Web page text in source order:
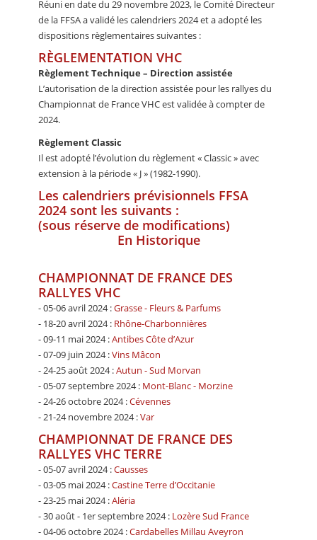
Réuni en date du 29 novembre 2023, le Comité Directeur
de la FFSA a validé les calendriers 2024 et a adopté les
dispositions règlementaires suivantes :
RÈGLEMENTATION VHC
Règlement Technique – Direction assistée
L’autorisation de la direction assistée pour les rallyes du
Championnat de France VHC est validée à compter de
2024.
Règlement Classic
Il est adopté l’évolution du règlement « Classic » avec
extension à la période « J » (1982-1990).
Les calendriers prévisionnels FFSA
2024 sont les suivants :
(sous réserve de modifications)
En Historique
CHAMPIONNAT DE FRANCE DES
RALLYES VHC
- 05-06 avril 2024 :Grasse - Fleurs & Parfums
- 18-20 avril 2024 : Rhône-Charbonnières
- 09-11 mai 2024 :Antibes Côte d’Azur
- 07-09 juin 2024 :Vins Mâcon
- 24-25 août 2024 :Autun - Sud Morvan
- 05-07 septembre 2024 : Mont-Blanc - Morzine
- 24-26 octobre 2024 :Cévennes
- 21-24 novembre 2024 :Var
CHAMPIONNAT DE FRANCE DES
RALLYES VHC TERRE
- 05-07 avril 2024 :Causses
- 03-05 mai 2024 :Castine Terre d’Occitanie
- 23-25 mai 2024 :Aléria
- 30 août - 1er septembre 2024 : Lozère Sud France
- 04-06 octobre 2024 :Cardabelles Millau Aveyron